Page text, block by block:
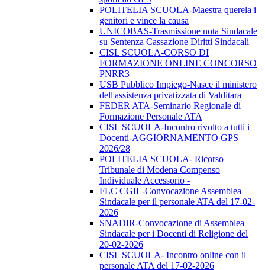
POLITELIA SCUOLA-Maestra querela i
genitori e vince la causa
UNICOBAS-Trasmissione nota Sindacale
su Sentenza Cassazione Diritti Sindacali
CISL SCUOLA-CORSO DI
FORMAZIONE ONLINE CONCORSO
PNRR3
USB Pubblico Impiego-Nasce il ministero
dell'assistenza privatizzata di Valditara
FEDER ATA-Seminario Regionale di
Formazione Personale ATA
CISL SCUOLA-Incontro rivolto a tutti i
Docenti-AGGIORNAMENTO GPS
2026/28
POLITELIA SCUOLA- Ricorso
Tribunale di Modena Compenso
Individuale Accessorio -
FLC CGIL-Convocazione Assemblea
Sindacale per il personale ATA del 17-02-
2026
SNADIR-Convocazione di Assemblea
Sindacale per i Docenti di Religione del
20-02-2026
CISL SCUOLA- Incontro online con il
personale ATA del 17-02-2026